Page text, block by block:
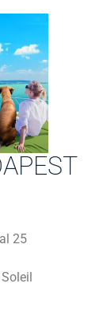
25